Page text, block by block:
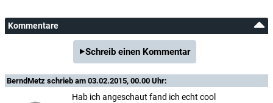
Kommentare
Schreib einen Kommentar
BerndMetz schrieb am 03.02.2015, 00.00 Uhr:
Hab ich angeschaut fand ich echt cool